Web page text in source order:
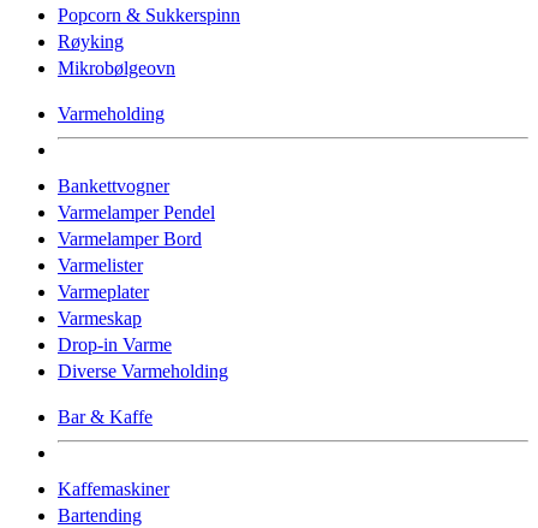
Popcorn & Sukkerspinn
Røyking
Mikrobølgeovn
Varmeholding
Bankettvogner
Varmelamper Pendel
Varmelamper Bord
Varmelister
Varmeplater
Varmeskap
Drop-in Varme
Diverse Varmeholding
Bar & Kaffe
Kaffemaskiner
Bartending